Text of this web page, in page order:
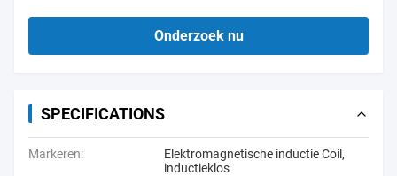
Onderzoek nu
SPECIFICATIONS
Markeren: Elektromagnetische inductie Coil ,
inductieklos